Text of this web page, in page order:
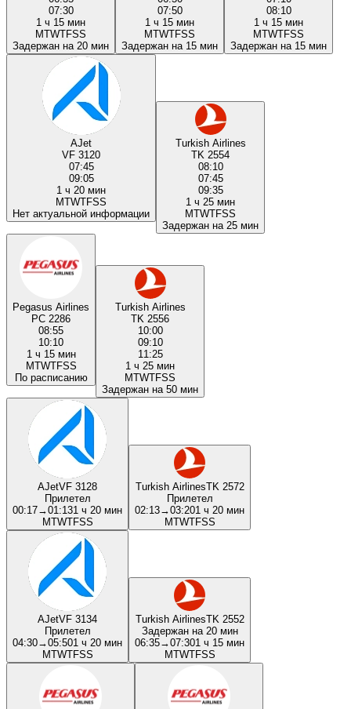
07:30
1 ч 15 мин
MTWTFSS
Задержан на 20 мин
07:50
1 ч 15 мин
MTWTFSS
Задержан на 15 мин
08:10
1 ч 15 мин
MTWTFSS
Задержан на 15 мин
AJet
VF 3120
07:45
09:05
1 ч 20 мин
MTWTFSS
Нет актуальной информации
Turkish Airlines
TK 2554
08:10
07:45
09:35
1 ч 25 мин
MTWTFSS
Задержан на 25 мин
Pegasus Airlines
PC 2286
08:55
10:10
1 ч 15 мин
MTWTFSS
По расписанию
Turkish Airlines
TK 2556
10:00
09:10
11:25
1 ч 25 мин
MTWTFSS
Задержан на 50 мин
AJetVF 3128
Прилетел
00:17→01:131 ч 20 мин
MTWTFSS
Turkish AirlinesTK 2572
Прилетел
02:13→03:201 ч 20 мин
MTWTFSS
AJetVF 3134
Прилетел
04:30→05:501 ч 20 мин
MTWTFSS
Turkish AirlinesTK 2552
Задержан на 20 мин
06:35→07:301 ч 15 мин
MTWTFSS